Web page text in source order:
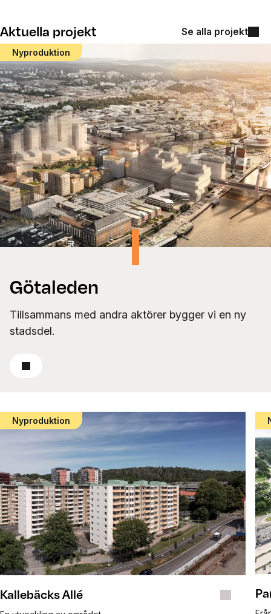
Aktuella projekt Se alla projekt
Götaleden
Tillsammans med andra aktörer bygger vi en ny
stadsdel.
Läs mer
Nyproduktion
Nyproduktion
Kallebäcks Allé